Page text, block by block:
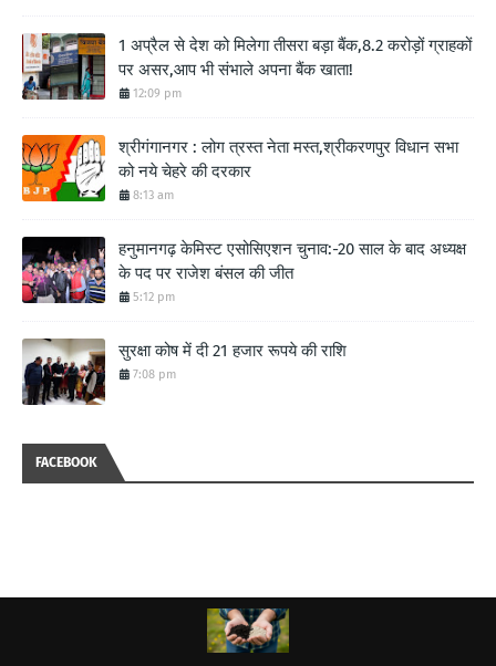
1 अप्रैल से देश को मिलेगा तीसरा बड़ा बैंक,8.2 करोड़ों ग्राहकों
पर असर,आप भी संभाले अपना बैंक खाता!
12:09 pm
श्रीगंगानगर : लोग त्रस्त नेता मस्त,श्रीकरणपुर विधान सभा
को नये चेहरे की दरकार
8:13 am
हनुमानगढ़ केमिस्ट एसोसिएशन चुनाव:-20 साल के बाद अध्यक्ष
के पद पर राजेश बंसल की जीत
5:12 pm
सुरक्षा कोष में दी 21 हजार रूपये की राशि
7:08 pm
FACEBOOK